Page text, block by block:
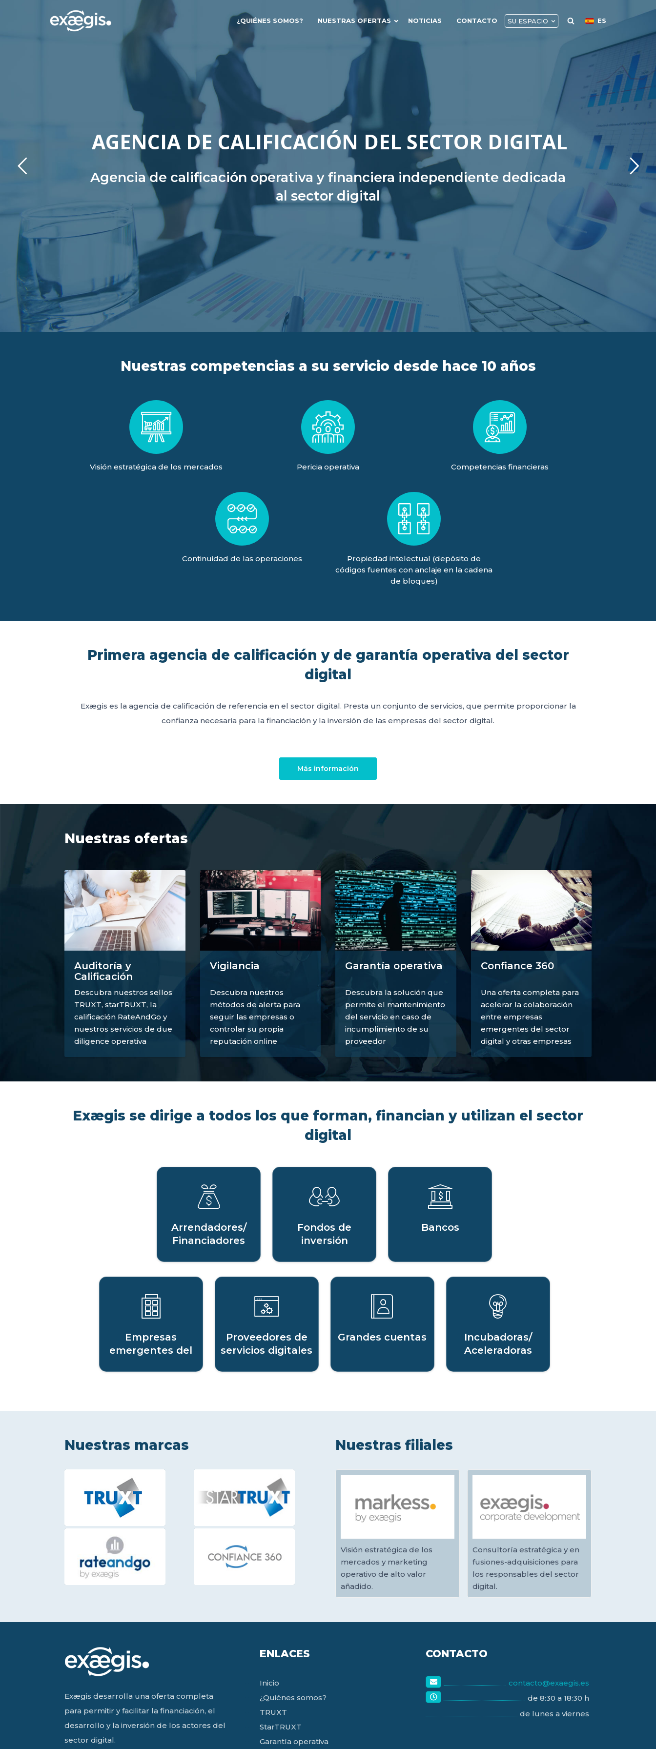
¿QUIÉNES SOMOS? NUESTRAS OFERTAS NOTICIAS CONTACTO SU ESPACIO ES
Agencia de calificación operativa y financiera independiente dedicada
al sector digital
AGENCIA DE CALIFICACIÓN DEL SECTOR DIGITAL
Nuestras competencias a su servicio desde hace 10 años
Visión estratégica de los mercados Pericia operativa Competencias financieras
Continuidad de las operaciones
Propiedad intelectual (depósito de
códigos fuentes con anclaje en la cadena
de bloques)
Primera agencia de calificación y de garantía operativa del sector
digital
Exægis es la agencia de calificación de referencia en el sector digital. Presta un conjunto de servicios, que permite proporcionar la
confianza necesaria para la financiación y la inversión de las empresas del sector digital.
Más información
Nuestras ofertas
Auditoría y
Calificación
Descubra nuestros sellos
TRUXT, starTRUXT, la
calificación RateAndGo y
nuestros servicios de due
diligence operativa
Vigilancia
Descubra nuestros
métodos de alerta para
seguir las empresas o
controlar su propia
reputación online
Garantía operativa
Descubra la solución que
permite el mantenimiento
del servicio en caso de
incumplimiento de su
proveedor
Confiance 360
Una oferta completa para
acelerar la colaboración
entre empresas
emergentes del sector
digital y otras empresas
Exægis se dirige a todos los que forman, financian y utilizan el sector
digital
Arrendadores/
Financiadores
Fondos de
inversión
Bancos
Empresas
emergentes del
Proveedores de
servicios digitales
Grandes cuentas
Incubadoras/
Aceleradoras
Nuestras marcas Nuestras filiales
Visión estratégica de los
mercados y marketing
operativo de alto valor
añadido.
Consultoría estratégica y en
fusiones-adquisiciones para
los responsables del sector
digital.
Exægis desarrolla una oferta completa
para permitir y facilitar la financiación, el
desarrollo y la inversión de los actores del
sector digital.
ENLACES
Inicio
¿Quiénes somos?
TRUXT
StarTRUXT
Garantía operativa
CONTACTO
contacto@exaegis.es
de 8:30 a 18:30 h
de lunes a viernes